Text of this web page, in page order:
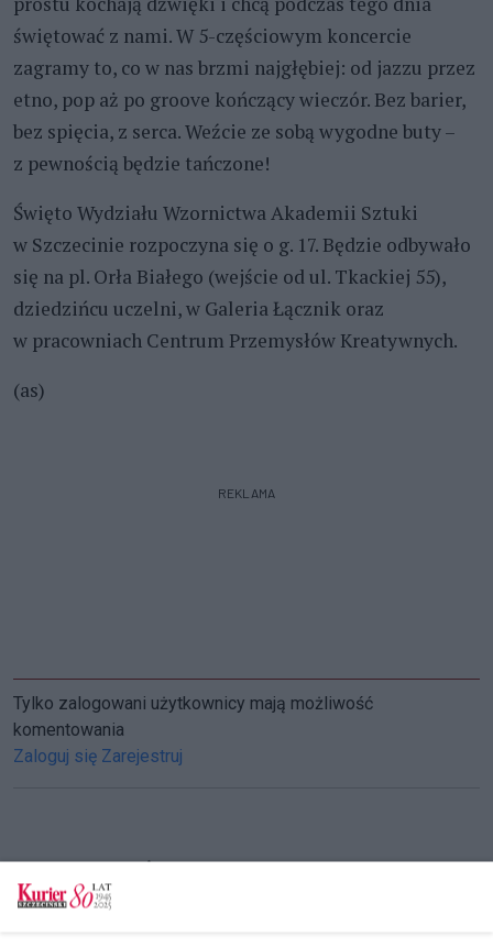
świętować z nami. W 5-częściowym koncercie
zagramy to, co w nas brzmi najgłębiej: od jazzu przez
etno, pop aż po groove kończący wieczór. Bez barier,
bez spięcia, z serca. Weźcie ze sobą wygodne buty –
z pewnością będzie tańczone!
Święto Wydziału Wzornictwa Akademii Sztuki
w Szczecinie rozpoczyna się o g. 17. Będzie odbywało
się na pl. Orła Białego (wejście od ul. Tkackiej 55),
dziedzińcu uczelni, w Galeria Łącznik oraz
w pracowniach Centrum Przemysłów Kreatywnych.
(as)
REKLAMA
Tylko zalogowani użytkownicy mają możliwość
komentowania
Zaloguj się Zarejestruj
CZYTAJ TAKŻE
Nowy „eleWator" pod znakiem debiutów.